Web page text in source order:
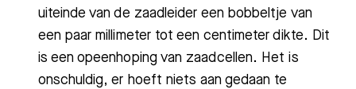
uiteinde van de zaadleider een bobbeltje van
een paar millimeter tot een centimeter dikte. Dit
is een opeenhoping van zaadcellen. Het is
onschuldig, er hoeft niets aan gedaan te